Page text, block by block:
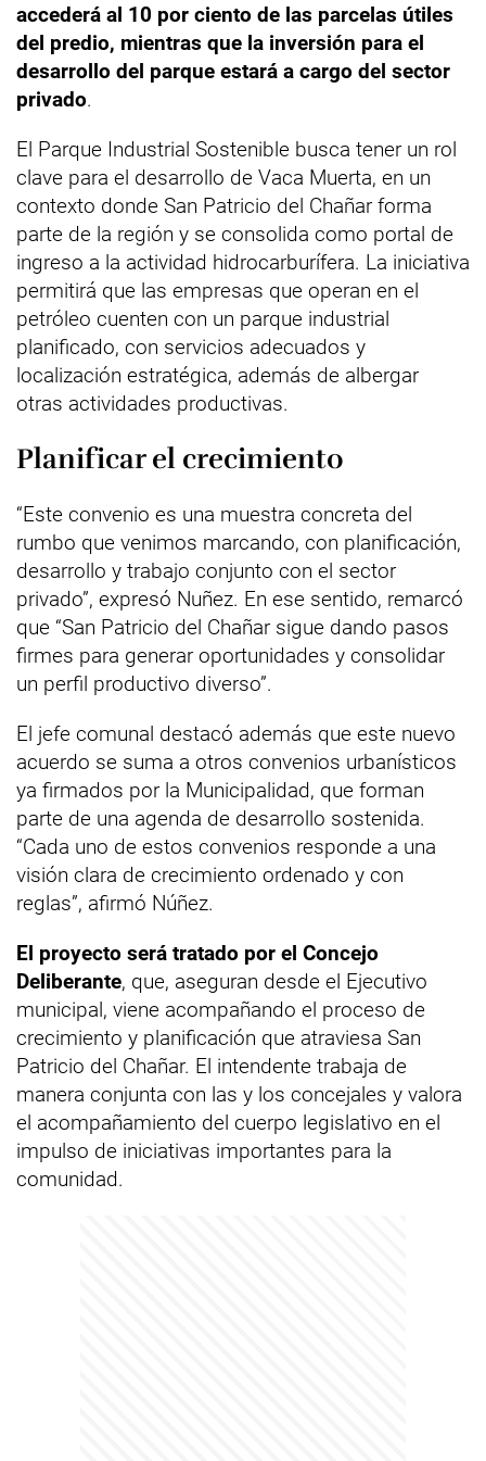
accederá al 10 por ciento de las parcelas útiles
del predio, mientras que la inversión para el
desarrollo del parque estará a cargo del sector
privado.
El Parque Industrial Sostenible busca tener un rol
clave para el desarrollo de Vaca Muerta, en un
contexto donde San Patricio del Chañar forma
parte de la región y se consolida como portal de
ingreso a la actividad hidrocarburífera. La iniciativa
permitirá que las empresas que operan en el
petróleo cuenten con un parque industrial
planificado, con servicios adecuados y
localización estratégica, además de albergar
otras actividades productivas.
Planificar el crecimiento
“Este convenio es una muestra concreta del
rumbo que venimos marcando, con planificación,
desarrollo y trabajo conjunto con el sector
privado”, expresó Nuñez. En ese sentido, remarcó
que “San Patricio del Chañar sigue dando pasos
firmes para generar oportunidades y consolidar
un perfil productivo diverso”.
El jefe comunal destacó además que este nuevo
acuerdo se suma a otros convenios urbanísticos
ya firmados por la Municipalidad, que forman
parte de una agenda de desarrollo sostenida.
“Cada uno de estos convenios responde a una
visión clara de crecimiento ordenado y con
reglas”, afirmó Núñez.
El proyecto será tratado por el Concejo
Deliberante, que, aseguran desde el Ejecutivo
municipal, viene acompañando el proceso de
crecimiento y planificación que atraviesa San
Patricio del Chañar. El intendente trabaja de
manera conjunta con las y los concejales y valora
el acompañamiento del cuerpo legislativo en el
impulso de iniciativas importantes para la
comunidad.